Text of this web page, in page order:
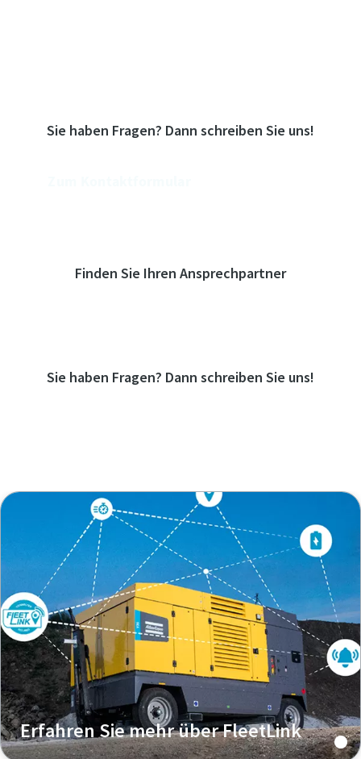
Sie haben Fragen? Dann schreiben Sie uns!
Finden Sie Ihren Ansprechpartner
Sie haben Fragen? Dann schreiben Sie uns!
Erfahren Sie mehr über FleetLink